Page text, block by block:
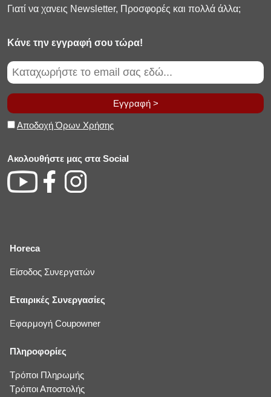
Γιατί να χανεις Newsletter, Προσφορές και πολλά άλλα;
Κάνε την εγγραφή σου τώρα!
Εγγραφή >
Αποδοχή Όρων Χρήσης
Ακολουθήστε μας στα Social
Horeca
Είσοδος Συνεργατών
Εταιρικές Συνεργασίες
Εφαρμογή Coupowner
Πληροφορίες
Τρόποι Πληρωμής
Τρόποι Αποστολής